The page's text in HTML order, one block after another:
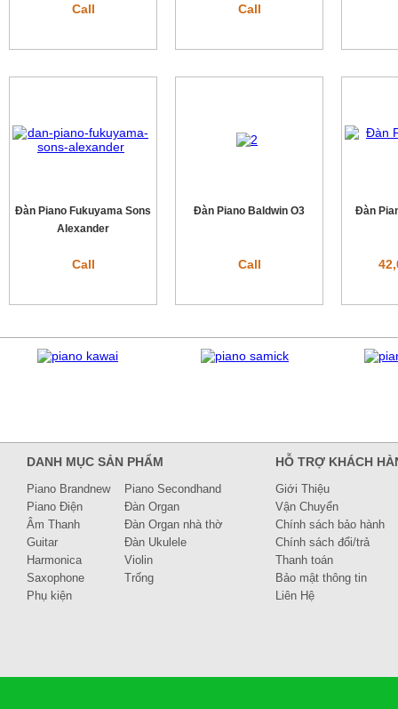
Call Call
Đàn Piano Fukuyama Sons
Alexander
Call
Đàn Piano Baldwin O3
Call
Đàn
DANH MỤC SẢN PHẨM
Piano Brandnew
Piano Secondhand
Piano Điện
Đàn Organ
Âm Thanh
Đàn Organ nhà thờ
Guitar
Đàn Ukulele
Harmonica
Violin
Saxophone
Trống
Phụ kiện
HỖ TRỢ KHÁCH
Giới Thiệu
Vận Chuyển
Chính sách bảo hành
Chính sách đổi/trả
Thanh toán
Bảo mật thông tin
Liên Hệ